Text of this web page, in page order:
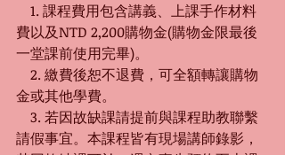
1. 課程費用包含講義、上課手作材料
費以及NTD 2,200購物金(購物金限最後
一堂課前使用完畢)。
2. 繳費後恕不退費，可全額轉讓購物
金或其他學費。
3. 若因故缺課請提前與課程助教聯繫
請假事宜。本課程皆有現場講師錄影，